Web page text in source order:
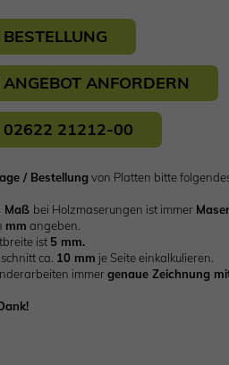
BESTELLUNG
ANGEBOT ANFORDERN
02622 21212-00
/ Bestellung von Platten bitte
Maß bei Holzmaserungen ist immer
mm angeben.
ist 5 mm.
ca. 10 mm je Seite einkalkulieren.
immergenaue Zeichnung